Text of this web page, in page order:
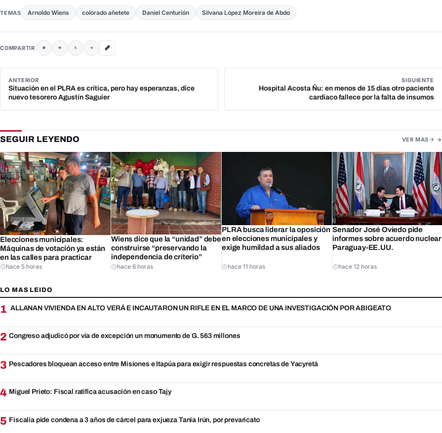
TEMAS Arnoldo Wiens colorado añetete Daniel Centurión Silvana López Moreira de Abdo
COMPARTIR
ANTERIOR
Situación en el PLRA es crítica, pero hay esperanzas, dice
nuevo tesorero Agustín Saguier
SIGUIENTE
Hospital Acosta Ñu: en menos de 15 días otro paciente
cardiaco fallece por la falta de insumos
SEGUIR LEYENDO VER MAS
Elecciones municipales:
Máquinas de votación ya están
en las calles para practicar
hace 5 horas
Wiens dice que la “unidad” debe
construirse “preservando la
independencia de criterio”
hace 6 horas
PLRA busca liderar la oposición
en elecciones municipales y
exige humildad a sus aliados
hace 11 horas
Senador José Oviedo pide
informes sobre acuerdo nuclear
Paraguay-EE.UU.
hace 12 horas
LO MAS LEIDO
1 ALLANAN VIVIENDA EN ALTO VERÁ E INCAUTARON UN RIFLE EN EL MARCO DE UNA INVESTIGACIÓN POR ABIGEATO
2 Congreso adjudicó por vía de excepción un monumento de G. 563 millones
3 Pescadores bloquean acceso entre Misiones e Itapúa para exigir respuestas concretas de Yacyretá
4 Miguel Prieto: Fiscal ratifica acusación en caso Tajy
5 Fiscalía pide condena a 3 años de cárcel para exjueza Tania Irún, por prevaricato